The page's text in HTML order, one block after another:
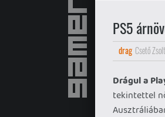
PS5
drag Csető Zsolt
Drágul a
tekintettel